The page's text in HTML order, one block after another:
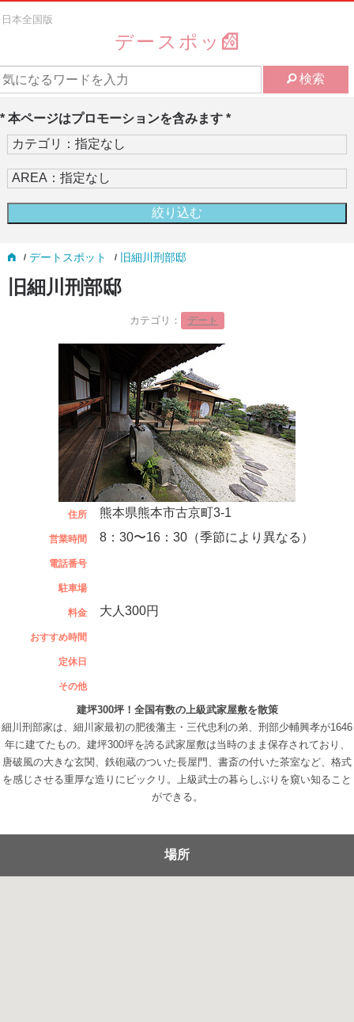
日本全国版
デースポッ
検索
* 本ページはプロモーションを含みます *
デートスポット 旧細川刑部邸
旧細川刑部邸
カテゴリ： デート
住所 熊本県熊本市古京町3-1
営業時間 8：30〜16：30（季節により異なる）
電話番号
駐車場
料金 大人300円
おすすめ時間
定休日
その他
建坪300坪！全国有数の上級武家屋敷を散策
細川刑部家は、細川家最初の肥後藩主・三代忠利の弟、刑部少輔興孝が1646
年に建てたもの。建坪300坪を誇る武家屋敷は当時のまま保存されており、
唐破風の大きな玄関、鉄砲蔵のついた長屋門、書斎の付いた茶室など、格式
を感じさせる重厚な造りにビックリ。上級武士の暮らしぶりを窺い知ること
ができる。
場所